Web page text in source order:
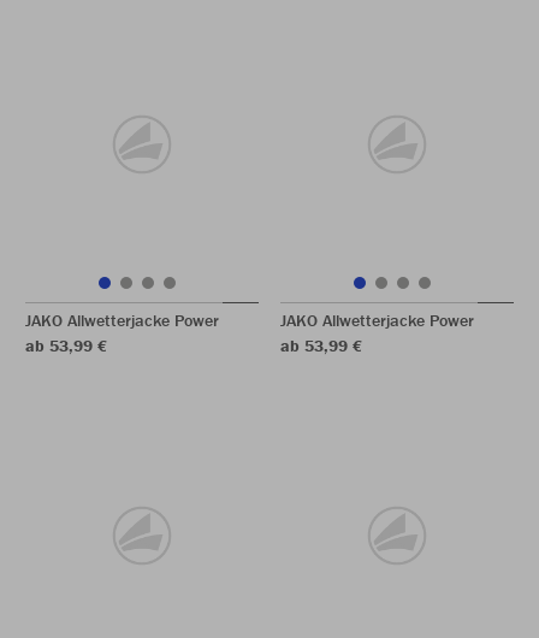
JAKO Allwetterjacke Power
ab 53,99 €
JAKO Allwetterjacke Power
ab 53,99 €